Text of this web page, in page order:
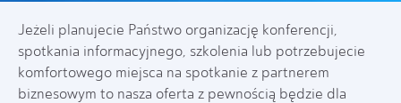
Jeżeli planujecie Państwo organizację konferencji,
spotkania informacyjnego, szkolenia lub potrzebujecie
komfortowego miejsca na spotkanie z partnerem
biznesowym to nasza oferta z pewnością będzie dla